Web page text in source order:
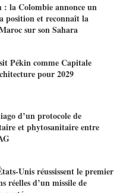
: la Colombie annonce un
position et reconnaît la
sur son Sahara
Pékin comme Capitale
pour 2029
d’un protocole de
et phytosanitaire entre
Unis réussissent le premier
réelles d’un missile de